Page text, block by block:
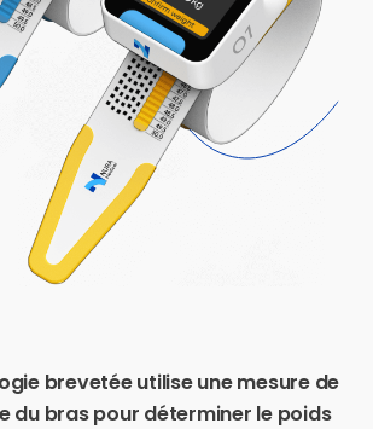
brevetée utilise une mesure de
du bras pour déterminer le poids